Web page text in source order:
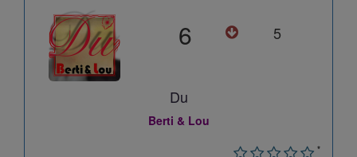
6 5
Du
Berti & Lou
*